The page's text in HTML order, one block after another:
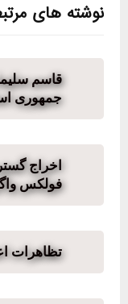
نوشته های
قاسم
جمهوری
اخراج
فولکس
تظاهرات